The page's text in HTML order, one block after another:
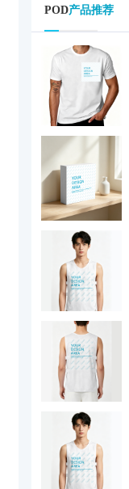
POD产品推荐